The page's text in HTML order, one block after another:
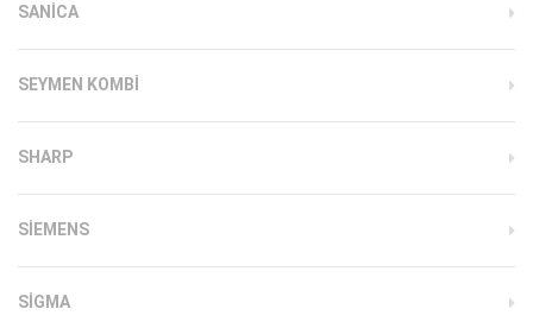
SANICA
SEYMEN KOMBI
SHARP
SIEMENS
SIGMA